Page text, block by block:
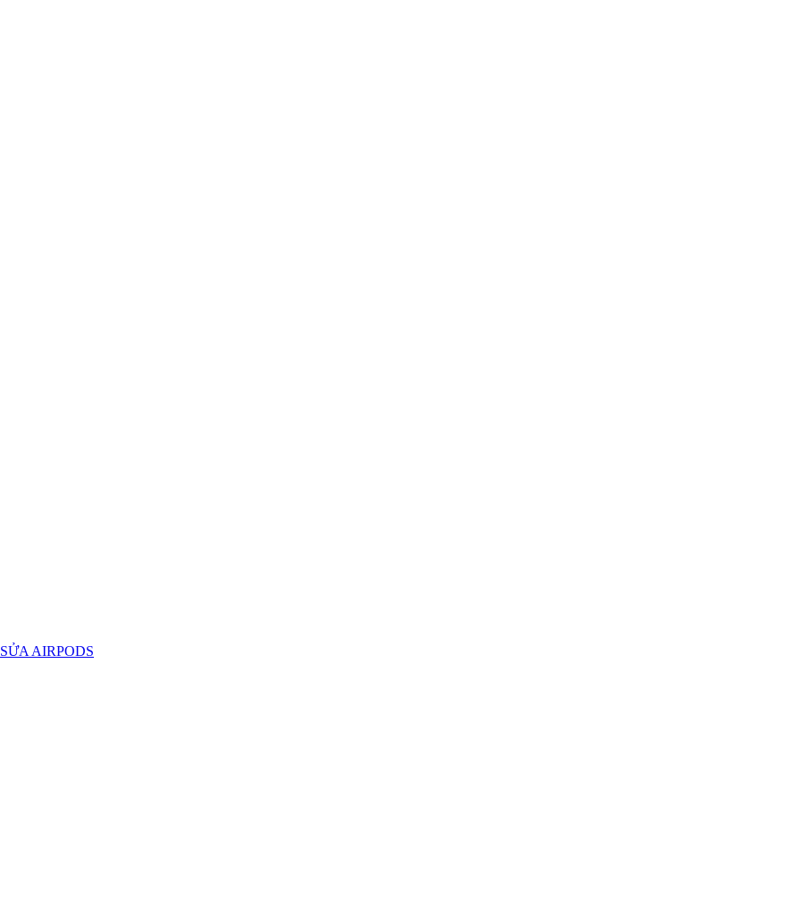
SỬA AIRPODS